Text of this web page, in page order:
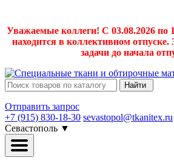
Уважаемые коллеги! С 03.08.2026 по
находится в коллективном
задачи до начала
Найти
Отправить запрос
+7 (915) 830-18-30 sevastopol@tkanitex.ru
Севастополь ▼